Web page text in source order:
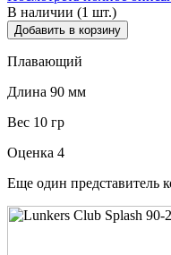
В наличии (1 шт.)
Добавить в корзину
Плавающий
Длина 90 мм
Вес 10 гр
Оценка 4
Еще один представитель